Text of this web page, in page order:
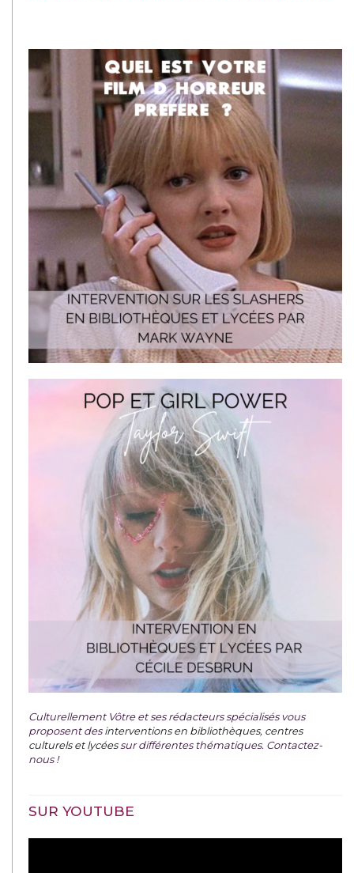
Culturellement Vôtre et ses rédacteurs spécialisés vous
proposent desinterventions en bibliothèques, centres
culturels et lycéessur différentes thématiques. Contactez-
nous !
SUR YOUTUBE